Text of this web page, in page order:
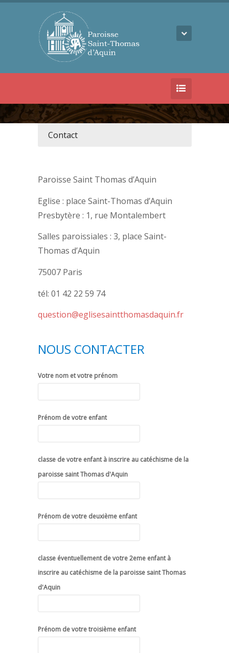
Contact
Paroisse Saint Thomas d’Aquin
Eglise : place Saint-Thomas d’Aquin
Presbytère : 1, rue Montalembert
Salles paroissiales : 3, place Saint-
Thomas d’Aquin
75007 Paris
tél: 01 42 22 59 74
question@eglisesaintthomasdaquin.fr
NOUS CONTACTER
Votre nom et votre prénom
Prénom de votre enfant
classe de votre enfant à inscrire au catéchisme de la
paroisse saint Thomas d'Aquin
Prénom de votre deuxième enfant
classe éventuellement de votre 2eme enfant à
inscrire au catéchisme de la paroisse saint Thomas
d'Aquin
Prénom de votre troisième enfant